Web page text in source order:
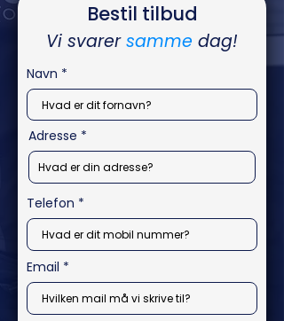
Bestil tilbud
Vi svarer samme dag!
Navn
Adresse
Telefon
Email